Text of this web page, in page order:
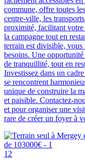
commune, offre toutes
centre-ville, les
proximité, facilitant votre
la campagne tout en
terrain est divisible,
besoins. Une opportunité
de tranquillité, tout en
Investissez dans un
se rencontrent
unique de construire la
et paisible. Contactez-
et pour organiser une
rare de créer un foyer à
12